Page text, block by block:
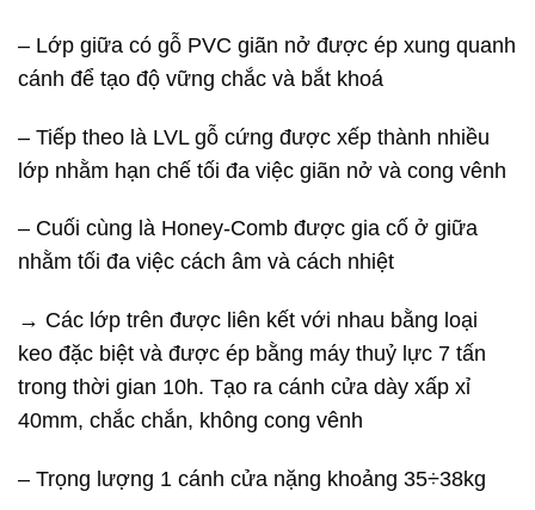
– Lớp giữa có gỗ PVC giãn nở được ép xung quanh
cánh để tạo độ vững chắc và bắt khoá
– Tiếp theo là LVL gỗ cứng được xếp thành nhiều
lớp nhằm hạn chế tối đa việc giãn nở và cong vênh
– Cuối cùng là Honey-Comb được gia cố ở giữa
nhằm tối đa việc cách âm và cách nhiệt
→ Các lớp trên được liên kết với nhau bằng loại
keo đặc biệt và được ép bằng máy thuỷ lực 7 tấn
trong thời gian 10h. Tạo ra cánh cửa dày xấp xỉ
40mm, chắc chắn, không cong vênh
– Trọng lượng 1 cánh cửa nặng khoảng 35÷38kg